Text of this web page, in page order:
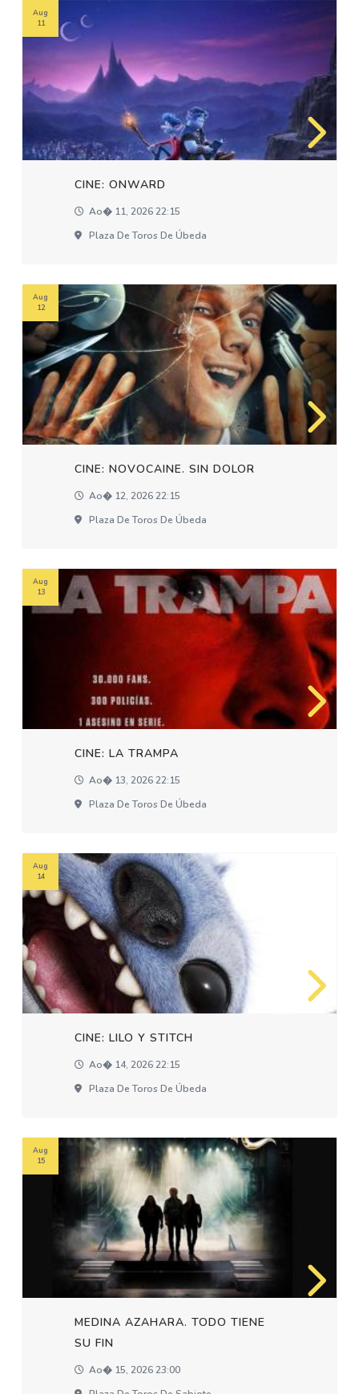
CINE: ONWARD
Ao� 11, 2026 22:15
Plaza De Toros De Úbeda
Aug
11
CINE: NOVOCAINE. SIN DOLOR
Ao� 12, 2026 22:15
Plaza De Toros De Úbeda
Aug
12
CINE: LA TRAMPA
Ao� 13, 2026 22:15
Plaza De Toros De Úbeda
Aug
13
CINE: LILO Y STITCH
Ao� 14, 2026 22:15
Plaza De Toros De Úbeda
Aug
14
MEDINA AZAHARA. TODO TIENE
SU FIN
Ao� 15, 2026 23:00
Aug
15